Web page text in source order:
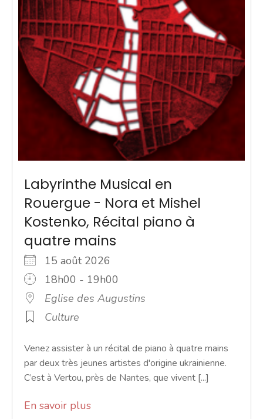
Labyrinthe Musical en
Rouergue - Nora et Mishel
Kostenko, Récital piano à
quatre mains
15 août 2026
18h00 - 19h00
Eglise des Augustins
Culture
Venez assister à un récital de piano à quatre mains
par deux très jeunes artistes d'origine ukrainienne.
C’est à Vertou, près de Nantes, que vivent [...]
En savoir plus